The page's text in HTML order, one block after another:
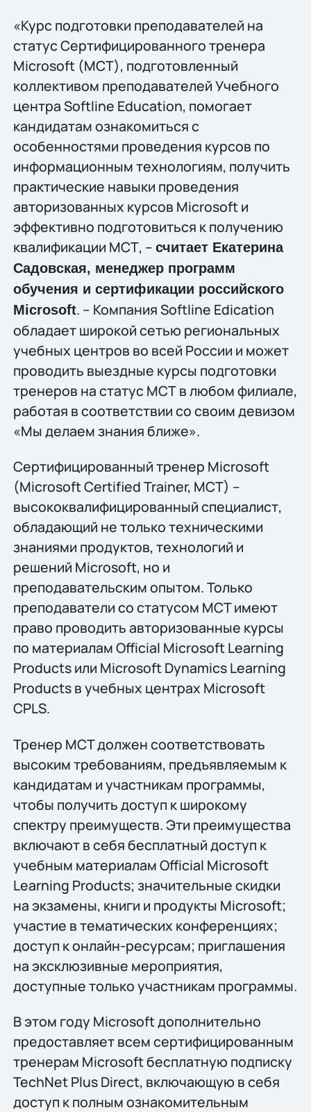
«Курс подготовки преподавателей на
статус Сертифицированного тренера
Microsoft (МСТ), подготовленный
коллективом преподавателей Учебного
центра Softline Education, помогает
кандидатам ознакомиться с
особенностями проведения курсов по
информационным технологиям, получить
практические навыки проведения
авторизованных курсов Microsoft и
эффективно подготовиться к получению
квалификации МСТ, – считает Екатерина
Садовская, менеджер программ
обучения и сертификации российского
Microsoft. – Компания Softline Edication
обладает широкой сетью региональных
учебных центров во всей России и может
проводить выездные курсы подготовки
тренеров на статус МСТ в любом филиале,
работая в соответствии со своим девизом
«Мы делаем знания ближе».
Сертифицированный тренер Microsoft
(Microsoft Certified Trainer, MCT) –
высококвалифицированный специалист,
обладающий не только техническими
знаниями продуктов, технологий и
решений Microsoft, но и
преподавательским опытом. Только
преподаватели со статусом MCT имеют
право проводить авторизованные курсы
по материалам Official Microsoft Learning
Products или Microsoft Dynamics Learning
Products в учебных центрах Microsoft
CPLS.
Тренер MCT должен соответствовать
высоким требованиям, предъявляемым к
кандидатам и участникам программы,
чтобы получить доступ к широкому
спектру преимуществ. Эти преимущества
включают в себя бесплатный доступ к
учебным материалам Official Microsoft
Learning Products; значительные скидки
на экзамены, книги и продукты Microsoft;
участие в тематических конференциях;
доступ к онлайн-ресурсам; приглашения
на эксклюзивные мероприятия,
доступные только участникам программы.
В этом году Microsoft дополнительно
предоставляет всем сертифицированным
тренерам Microsoft бесплатную подписку
TechNet Plus Direct, включающую в себя
доступ к полным ознакомительным